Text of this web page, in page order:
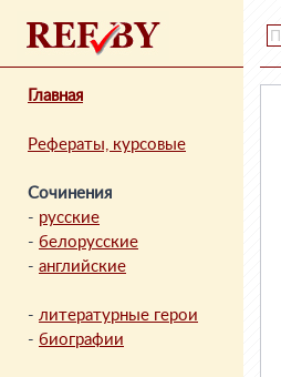
Главная
Рефераты, курсовые
Сочинения
- русские
- белорусские
- английские
- литературные герои
- биографии